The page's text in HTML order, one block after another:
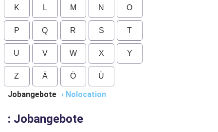
K L M N O
P Q R S T
U V W X Y
Z Ä Ö Ü
Jobangebote › Nolocation
: Jobangebote